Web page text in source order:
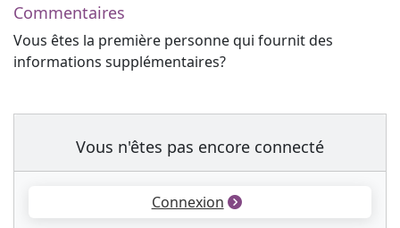
Commentaires
Vous êtes la première personne qui fournit des
informations supplémentaires?
Vous n'êtes pas encore connecté
Connexion